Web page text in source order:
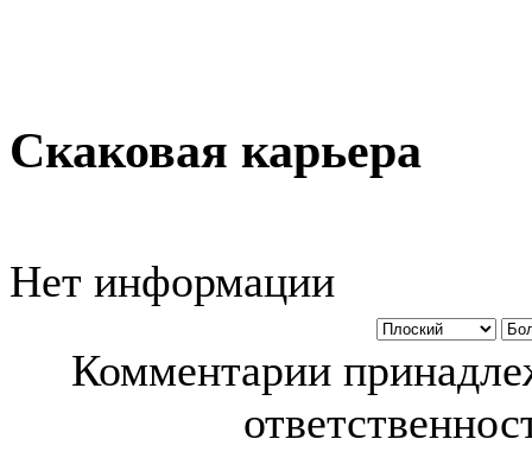
Скаковая карьера
Нет информации
Комментарии